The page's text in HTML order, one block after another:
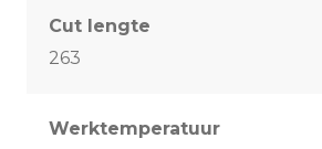
Cut lengte
263
Werktemperatuur